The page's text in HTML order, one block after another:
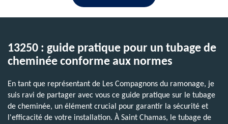
13250 : guide pratique pour un tubage de
cheminée conforme aux normes
En tant que représentant de Les Compagnons du ramonage, je
suis ravi de partager avec vous ce guide pratique sur le tubage
de cheminée, un élément crucial pour garantir la sécurité et
l'efficacité de votre installation. À Saint Chamas, le tubage de